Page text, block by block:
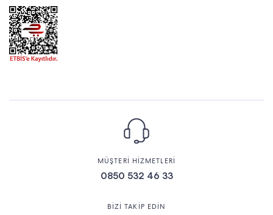
MÜŞTERİ HİZMETLERİ
0850 532 46 33
BİZİ TAKİP EDİN